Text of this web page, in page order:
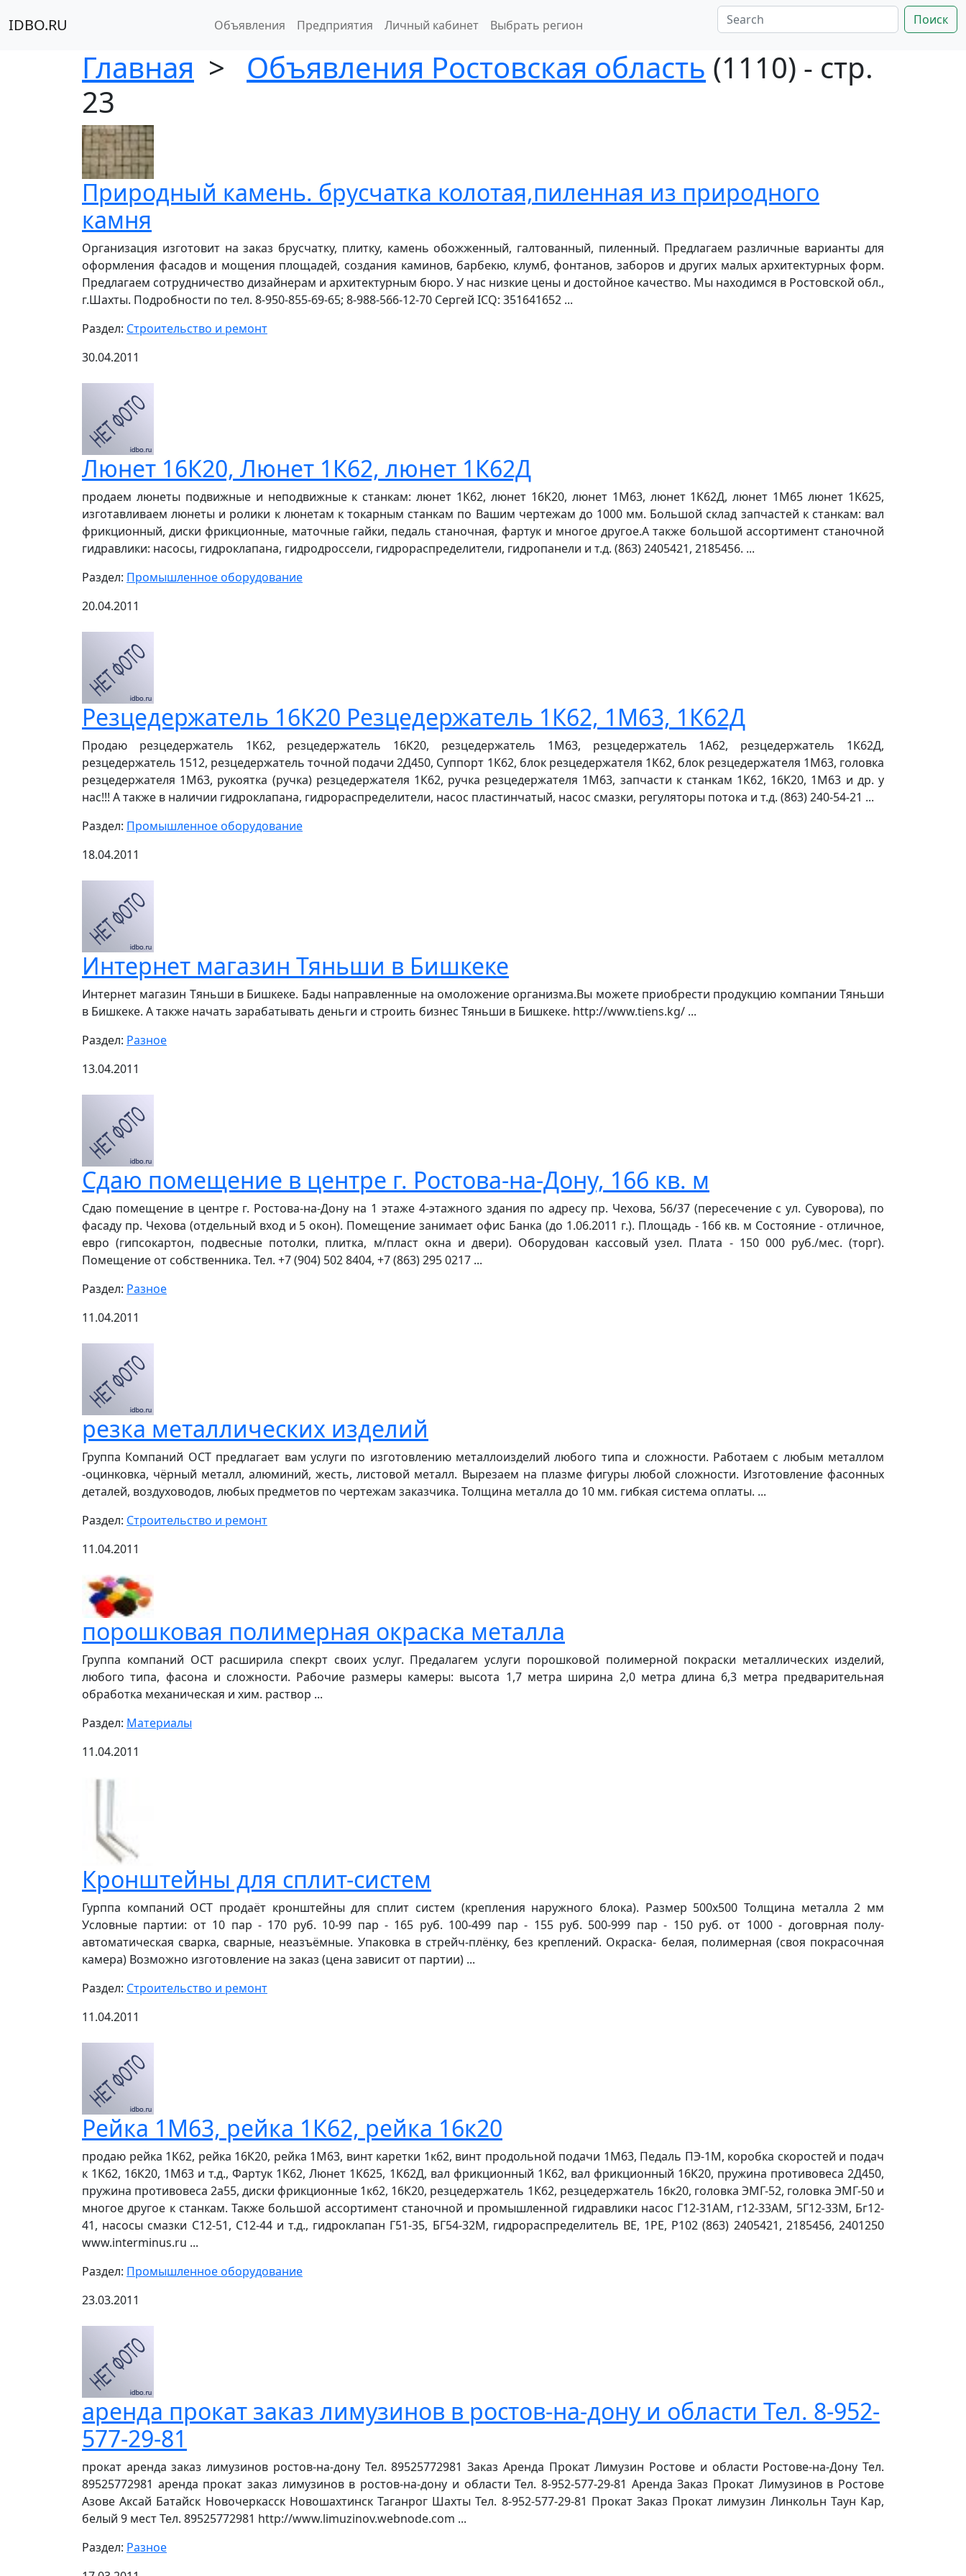
IDBO.RU Объявления Предприятия Личный кабинет Выбрать регион Поиск
Главная > Объявления Ростовская область (1110) - стр.
23
Природный камень. брусчатка колотая,пиленная из природного
камня
Организация изготовит на заказ брусчатку, плитку, камень обожженный, галтованный, пиленный. Предлагаем различные варианты для
оформления фасадов и мощения площадей, создания каминов, барбекю, клумб, фонтанов, заборов и других малых архитектурных форм.
Предлагаем сотрудничество дизайнерам и архитектурным бюро. У нас низкие цены и достойное качество. Мы находимся в Ростовской обл.,
г.Шахты. Подробности по тел. 8-950-855-69-65; 8-988-566-12-70 Сергей ICQ: 351641652 ...
Раздел: Строительство и ремонт
30.04.2011
Люнет 16К20, Люнет 1К62, люнет 1К62Д
продаем люнеты подвижные и неподвижные к станкам: люнет 1К62, люнет 16К20, люнет 1М63, люнет 1К62Д, люнет 1М65 люнет 1К625,
изготавливаем люнеты и ролики к люнетам к токарным станкам по Вашим чертежам до 1000 мм. Большой склад запчастей к станкам: вал
фрикционный, диски фрикционные, маточные гайки, педаль станочная, фартук и многое другое.А также большой ассортимент станочной
гидравлики: насосы, гидроклапана, гидродроссели, гидрораспределители, гидропанели и т.д. (863) 2405421, 2185456. ...
Раздел: Промышленное оборудование
20.04.2011
Резцедержатель 16К20 Резцедержатель 1К62, 1М63, 1К62Д
Продаю резцедержатель 1К62, резцедержатель 16К20, резцедержатель 1М63, резцедержатель 1А62, резцедержатель 1К62Д,
резцедержатель 1512, резцедержатель точной подачи 2Д450, Суппорт 1К62, блок резцедержателя 1К62, блок резцедержателя 1М63, головка
резцедержателя 1М63, рукоятка (ручка) резцедержателя 1К62, ручка резцедержателя 1М63, запчасти к станкам 1К62, 16К20, 1М63 и др. у
нас!!! А также в наличии гидроклапана, гидрораспределители, насос пластинчатый, насос смазки, регуляторы потока и т.д. (863) 240-54-21 ...
Раздел: Промышленное оборудование
18.04.2011
Интернет магазин Тяньши в Бишкеке
Интернет магазин Тяньши в Бишкеке. Бады направленные на омоложение организма.Вы можете приобрести продукцию компании Тяньши
в Бишкеке. А также начать зарабатывать деньги и строить бизнес Тяньши в Бишкеке. http://www.tiens.kg/ ...
Раздел: Разное
13.04.2011
Cдаю помещение в центре г. Ростова-на-Дону, 166 кв. м
Cдаю помещение в центре г. Ростова-на-Дону на 1 этаже 4-этажного здания по адресу пр. Чехова, 56/37 (пересечение с ул. Суворова), по
фасаду пр. Чехова (отдельный вход и 5 окон). Помещение занимает офис Банка (до 1.06.2011 г.). Площадь - 166 кв. м Состояние - отличное,
евро (гипсокартон, подвесные потолки, плитка, м/пласт окна и двери). Оборудован кассовый узел. Плата - 150 000 руб./мес. (торг).
Помещение от собственника. Тел. +7 (904) 502 8404, +7 (863) 295 0217 ...
Раздел: Разное
11.04.2011
резка металлических изделий
Группа Компаний ОСТ предлагает вам услуги по изготовлению металлоизделий любого типа и сложности. Работаем с любым металлом
-оцинковка, чёрный металл, алюминий, жесть, листовой металл. Вырезаем на плазме фигуры любой сложности. Изготовление фасонных
деталей, воздуховодов, любых предметов по чертежам заказчика. Толщина металла до 10 мм. гибкая система оплаты. ...
Раздел: Строительство и ремонт
11.04.2011
порошковая полимерная окраска металла
Группа компаний ОСТ расширила спекрт своих услуг. Предалагем услуги порошковой полимерной покраски металлических изделий,
любого типа, фасона и сложности. Рабочие размеры камеры: высота 1,7 метра ширина 2,0 метра длина 6,3 метра предварительная
обработка механическая и хим. раствор ...
Раздел: Материалы
11.04.2011
Кронштейны для сплит-систем
Гурппа компаний ОСТ продаёт кронштейны для сплит систем (крепления наружного блока). Размер 500х500 Толщина металла 2 мм
Условные партии: от 10 пар - 170 руб. 10-99 пар - 165 руб. 100-499 пар - 155 руб. 500-999 пар - 150 руб. от 1000 - договрная полу-
автоматическая сварка, сварные, неазъёмные. Упаковка в стрейч-плёнку, без креплений. Окраска- белая, полимерная (своя покрасочная
камера) Возможно изготовление на заказ (цена зависит от партии) ...
Раздел: Строительство и ремонт
11.04.2011
Рейка 1М63, рейка 1К62, рейка 16к20
продаю рейка 1К62, рейка 16К20, рейка 1М63, винт каретки 1к62, винт продольной подачи 1М63, Педаль ПЭ-1М, коробка скоростей и подач
к 1К62, 16К20, 1М63 и т.д., Фартук 1К62, Люнет 1К625, 1К62Д, вал фрикционный 1К62, вал фрикционный 16К20, пружина противовеса 2Д450,
пружина противовеса 2а55, диски фрикционные 1к62, 16К20, резцедержатель 1К62, резцедержатель 16к20, головка ЭМГ-52, головка ЭМГ-50 и
многое другое к станкам. Также большой ассортимент станочной и промышленной гидравлики насос Г12-31АМ, г12-33АМ, 5Г12-33М, Бг12-
41, насосы смазки С12-51, С12-44 и т.д., гидроклапан Г51-35, БГ54-32М, гидрораспределитель ВЕ, 1РЕ, Р102 (863) 2405421, 2185456, 2401250
www.interminus.ru ...
Раздел: Промышленное оборудование
23.03.2011
аренда прокат заказ лимузинов в ростов-на-дону и области Тел. 8-952-
577-29-81
прокат аренда заказ лимузинов ростов-на-дону Тел. 89525772981 Заказ Аренда Прокат Лимузин Ростове и области Ростове-на-Дону Тел.
89525772981 аренда прокат заказ лимузинов в ростов-на-дону и области Тел. 8-952-577-29-81 Аренда Заказ Прокат Лимузинов в Ростове
Азове Аксай Батайск Новочеркасск Новошахтинск Таганрог Шахты Тел. 8-952-577-29-81 Прокат Заказ Прокат лимузин Линкольн Таун Кар,
белый 9 мест Тел. 89525772981 http://www.limuzinov.webnode.com ...
Раздел: Разное